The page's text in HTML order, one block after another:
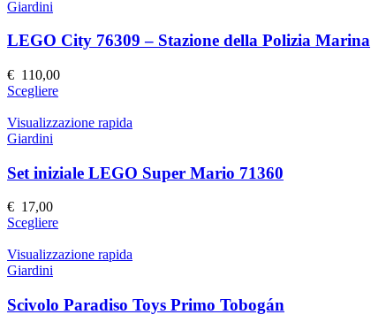
Le
opzioni
possono
scelte
nella
pagina
prodotto
Giardini
LEGO City 76309 – Stazione della Polizia Marina
€ 110,00
ScegliereQuesto
ha
Le
opzioni
scelte
nella
pagina
prodotto
Visualizzazione rapida
Giardini
Set iniziale LEGO Super Mario 71360
€ 17,00
ScegliereQuesto
ha
Le
opzioni
Visualizzazione rapida
Giardini
Scivolo Paradiso Toys Primo Tobogán